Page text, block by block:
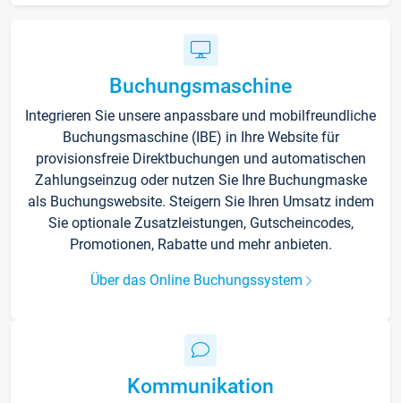
Buchungsmaschine
Integrieren Sie unsere anpassbare und mobilfreundliche
Buchungsmaschine (IBE) in Ihre Website für
provisionsfreie Direktbuchungen und automatischen
Zahlungseinzug oder nutzen Sie Ihre Buchungmaske
als Buchungswebsite. Steigern Sie Ihren Umsatz indem
Sie optionale Zusatzleistungen, Gutscheincodes,
Promotionen, Rabatte und mehr anbieten.
Über das Online Buchungssystem
Kommunikation